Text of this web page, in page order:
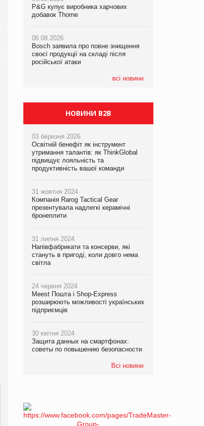
P&G купує виробника харчових
добавок Thorne
06.08.2026
Bosch заявила про повне знищення
своєї продукції на складі після
російської атаки
всі новини
P&G купує виробника харчових
добавок Thorne
06.08.2026
Bosch заявила про повне знищення
своєї продукції на складі після
російської атаки
P&G купує виробника харчових
добавок Thorne
06.08.2026
Bosch заявила про повне знищення
своєї продукції на складі після
російської атаки
НОВИНИ B2B
03 березня 2026
Освітній бенефіт як інструмент
утримання талантів: як ThinkGlobal
підвищує лояльність та
продуктивність вашої команди
31 жовтня 2024
Компанія Rarog Tactical Gear
презентувала надлегкі керамічні
бронеплити
31 липня 2024
Напівфабрикати та консерви, які
стануть в пригоді, коли довго нема
світла
24 червня 2024
Meest Пошта і Shop-Express
розширюють можливості українських
підприємців
30 квітня 2024
Защита данных на смартфонах:
советы по повышению безопасности
Всі новини